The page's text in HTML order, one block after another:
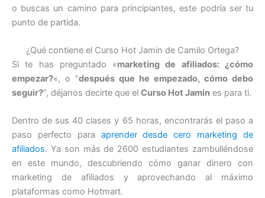
o buscas un camino para principiantes, este podría ser tu
punto de partida.
¿Qué contiene el Curso Hot Jamin de Camilo Ortega?
Si te has preguntado «marketing de afiliados: ¿cómo
empezar?«, o “después que he empezado, cómo debo
seguir?”, déjanos decirte que el Curso Hot Jamin es para ti.
Dentro de sus 40 clases y 65 horas, encontrarás el paso a
paso perfecto para aprender desde cero marketing de
afiliados. Ya son más de 2600 estudiantes zambulléndose
en este mundo, descubriendo cómo ganar dinero con
marketing de afiliados y aprovechando al máximo
plataformas como Hotmart.